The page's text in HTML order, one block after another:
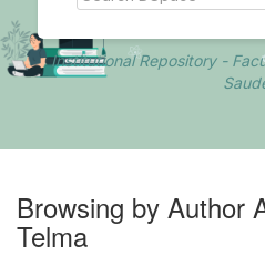
Institutional Repository -
Browsing by Author
Telma